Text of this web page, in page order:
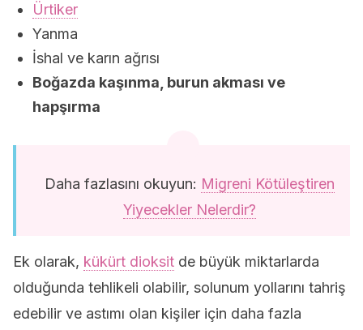
Ürtiker
Yanma
İshal ve karın ağrısı
Boğazda kaşınma, burun akması ve
hapşırma
Daha fazlasını okuyun: Migreni Kötüleştiren
Yiyecekler Nelerdir?
Ek olarak, kükürt dioksit de büyük miktarlarda
olduğunda tehlikeli olabilir, solunum yollarını tahriş
edebilir ve astımı olan kişiler için daha fazla